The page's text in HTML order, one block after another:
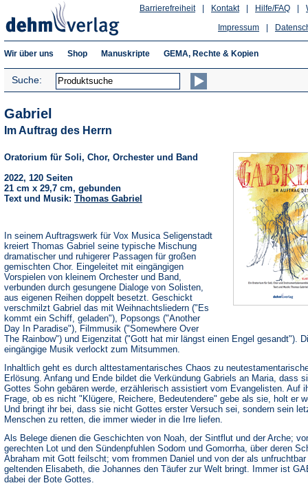
Hilfe/FAQ
Kontakt
Barrierefreiheit
Impressum
Wir über uns Shop Manuskripte GEMA, Rechte & Kopien
Suche:
Gabriel
Im Auftrag des Herrn
Oratorium für Soli, Chor, Orchester und Band
2022, 120 Seiten
21 cm x 29,7 cm, gebunden
Text und Musik: Thomas Gabriel
In seinem Auftragswerk für Vox Musica Seligenstadt
kreiert Thomas Gabriel seine typische Mischung
dramatischer und ruhigerer Passagen für großen
gemischten Chor. Eingeleitet mit eingängigen
Vorspielen von kleinem Orchester und Band,
verbunden durch gesungene Dialoge von Solisten,
aus eigenen Reihen doppelt besetzt. Geschickt
verschmilzt Gabriel das mit Weihnachtsliedern ("Es
kommt ein Schiff, geladen"), Popsongs ("Another
Day In Paradise"), Filmmusik ("Somewhere Over
The Rainbow") und Eigenzitat ("Gott hat mir längst einen Engel gesandt").
eingängige Musik verlockt zum Mitsummen.
Inhaltlich geht es durch alttestamentarisches Chaos zu
Erlösung. Anfang und Ende bildet die Verkündung Gabriels an Maria, dass
Gottes Sohn gebären werde, erzählerisch assistiert vom Evangelisten. Auf
Frage, ob es nicht "Klügere, Reichere, Bedeutendere" gebe als sie, holt er
Und bringt ihr bei, dass sie nicht Gottes erster Versuch sei, sondern sein
Menschen zu retten, die immer wieder in die Irre liefen.
Als Belege dienen die Geschichten von Noah, der Sintflut und der Arche;
gerechten Lot und den Sündenpfuhlen Sodom und Gomorrha, über deren
Abraham mit Gott feilscht; vom frommen Daniel und von der als unfruchtbar
geltenden Elisabeth, die Johannes den Täufer zur Welt bringt. Immer ist
dabei der Bote Gottes.